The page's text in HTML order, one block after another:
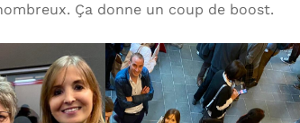
Ça donne un coup de boost.